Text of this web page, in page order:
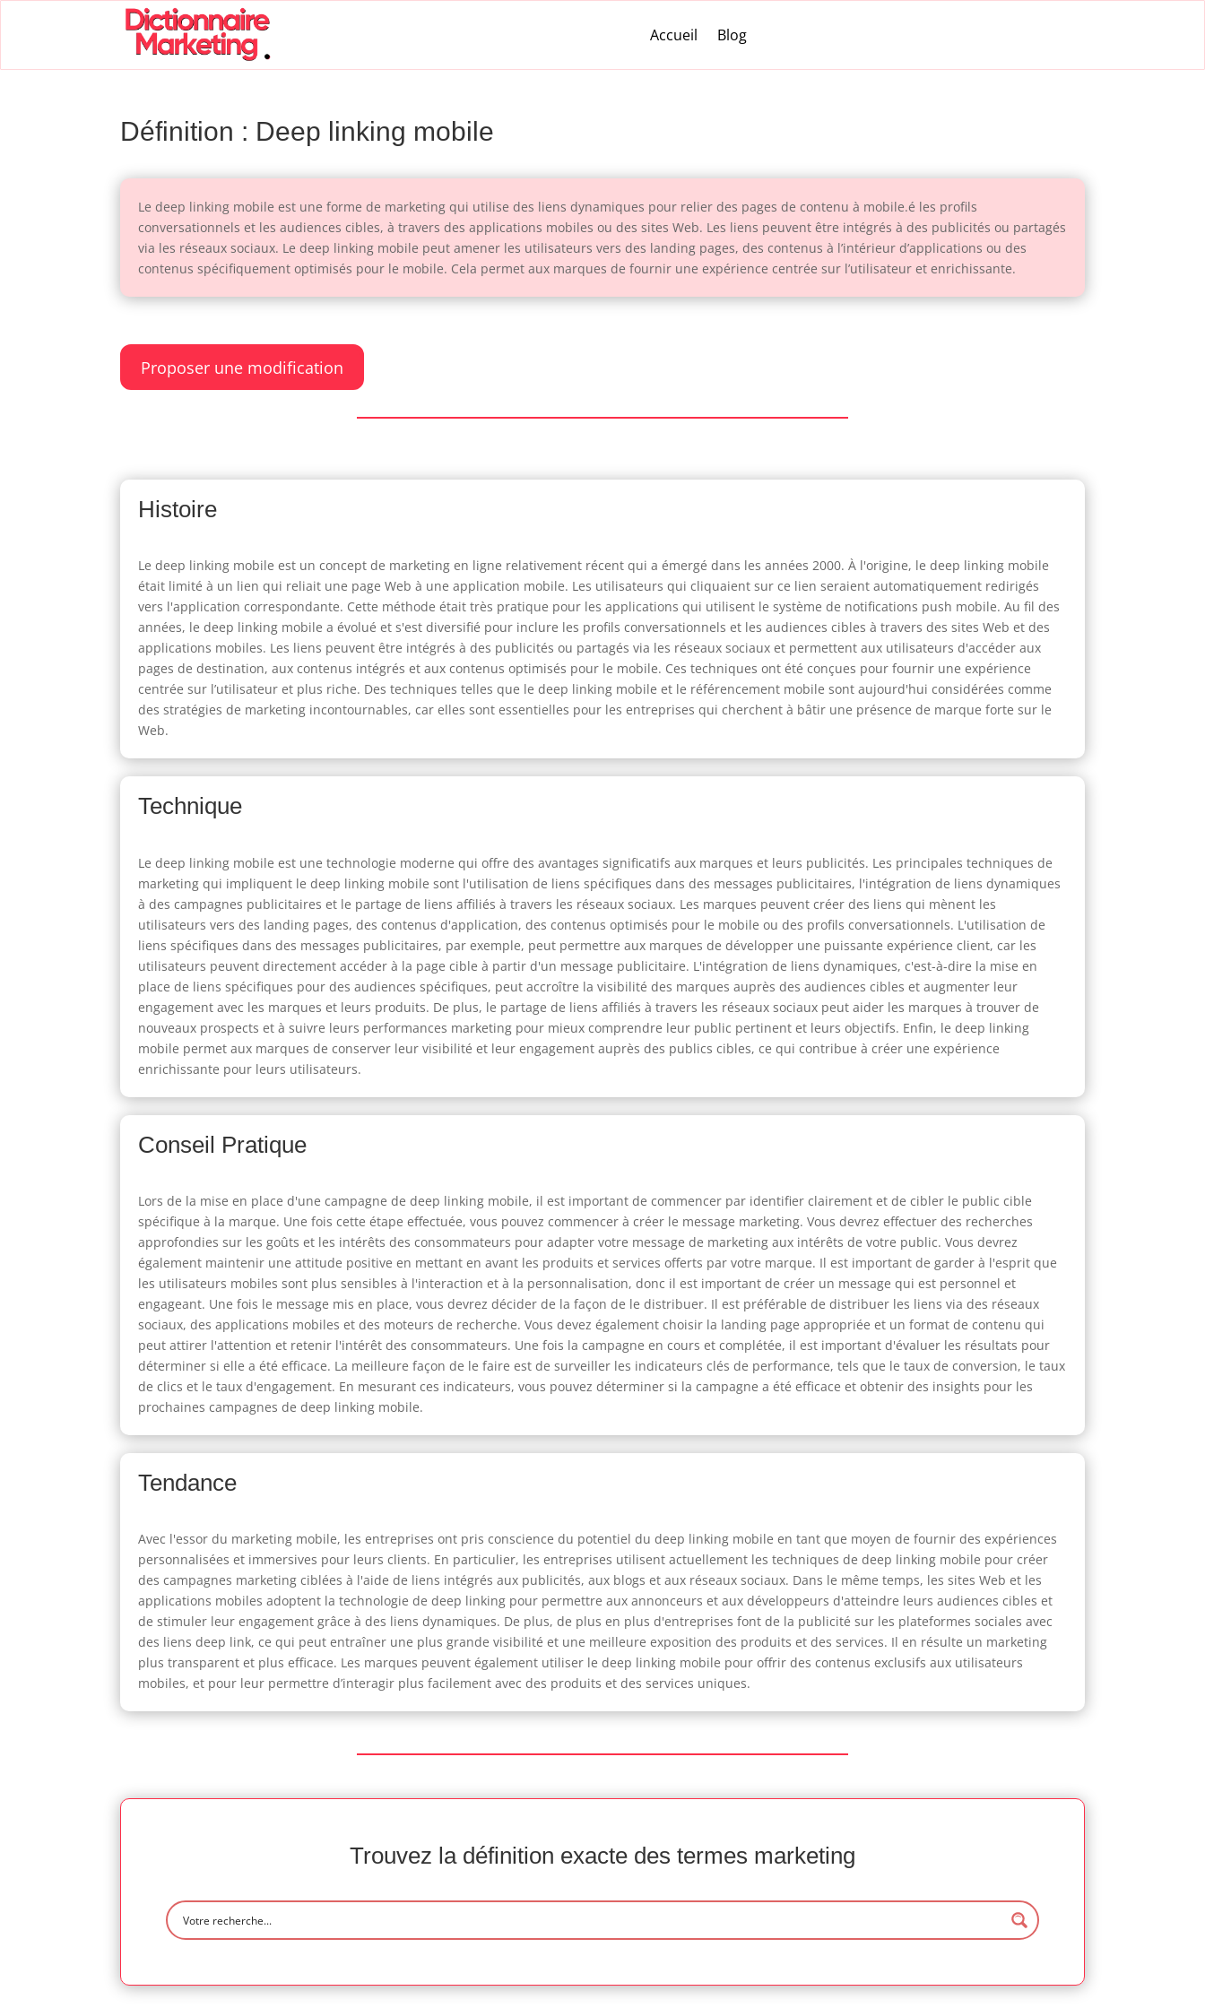
Accueil Blog
Définition : Deep linking mobile
Le deep linking mobile est une forme de marketing qui utilise des liens dynamiques pour relier des pages de contenu à mobile.é les profils
conversationnels et les audiences cibles, à travers des applications mobiles ou des sites Web. Les liens peuvent être intégrés à des publicités ou partagés
via les réseaux sociaux. Le deep linking mobile peut amener les utilisateurs vers des landing pages, des contenus à l’intérieur d’applications ou des
contenus spécifiquement optimisés pour le mobile. Cela permet aux marques de fournir une expérience centrée sur l’utilisateur et enrichissante.
Proposer une modification
Histoire
Le deep linking mobile est un concept de marketing en ligne relativement récent qui a émergé dans les années 2000. À l'origine, le deep linking mobile
était limité à un lien qui reliait une page Web à une application mobile. Les utilisateurs qui cliquaient sur ce lien seraient automatiquement redirigés
vers l'application correspondante. Cette méthode était très pratique pour les applications qui utilisent le système de notifications push mobile. Au fil des
années, le deep linking mobile a évolué et s'est diversifié pour inclure les profils conversationnels et les audiences cibles à travers des sites Web et des
applications mobiles. Les liens peuvent être intégrés à des publicités ou partagés via les réseaux sociaux et permettent aux utilisateurs d'accéder aux
pages de destination, aux contenus intégrés et aux contenus optimisés pour le mobile. Ces techniques ont été conçues pour fournir une expérience
centrée sur l’utilisateur et plus riche. Des techniques telles que le deep linking mobile et le référencement mobile sont aujourd'hui considérées comme
des stratégies de marketing incontournables, car elles sont essentielles pour les entreprises qui cherchent à bâtir une présence de marque forte sur le
Web.
Technique
Le deep linking mobile est une technologie moderne qui offre des avantages significatifs aux marques et leurs publicités. Les principales techniques de
marketing qui impliquent le deep linking mobile sont l'utilisation de liens spécifiques dans des messages publicitaires, l'intégration de liens dynamiques
à des campagnes publicitaires et le partage de liens affiliés à travers les réseaux sociaux. Les marques peuvent créer des liens qui mènent les
utilisateurs vers des landing pages, des contenus d'application, des contenus optimisés pour le mobile ou des profils conversationnels. L'utilisation de
liens spécifiques dans des messages publicitaires, par exemple, peut permettre aux marques de développer une puissante expérience client, car les
utilisateurs peuvent directement accéder à la page cible à partir d'un message publicitaire. L'intégration de liens dynamiques, c'est-à-dire la mise en
place de liens spécifiques pour des audiences spécifiques, peut accroître la visibilité des marques auprès des audiences cibles et augmenter leur
engagement avec les marques et leurs produits. De plus, le partage de liens affiliés à travers les réseaux sociaux peut aider les marques à trouver de
nouveaux prospects et à suivre leurs performances marketing pour mieux comprendre leur public pertinent et leurs objectifs. Enfin, le deep linking
mobile permet aux marques de conserver leur visibilité et leur engagement auprès des publics cibles, ce qui contribue à créer une expérience
enrichissante pour leurs utilisateurs.
Conseil Pratique
Lors de la mise en place d'une campagne de deep linking mobile, il est important de commencer par identifier clairement et de cibler le public cible
spécifique à la marque. Une fois cette étape effectuée, vous pouvez commencer à créer le message marketing. Vous devrez effectuer des recherches
approfondies sur les goûts et les intérêts des consommateurs pour adapter votre message de marketing aux intérêts de votre public. Vous devrez
également maintenir une attitude positive en mettant en avant les produits et services offerts par votre marque. Il est important de garder à l'esprit que
les utilisateurs mobiles sont plus sensibles à l'interaction et à la personnalisation, donc il est important de créer un message qui est personnel et
engageant. Une fois le message mis en place, vous devrez décider de la façon de le distribuer. Il est préférable de distribuer les liens via des réseaux
sociaux, des applications mobiles et des moteurs de recherche. Vous devez également choisir la landing page appropriée et un format de contenu qui
peut attirer l'attention et retenir l'intérêt des consommateurs. Une fois la campagne en cours et complétée, il est important d'évaluer les résultats pour
déterminer si elle a été efficace. La meilleure façon de le faire est de surveiller les indicateurs clés de performance, tels que le taux de conversion, le taux
de clics et le taux d'engagement. En mesurant ces indicateurs, vous pouvez déterminer si la campagne a été efficace et obtenir des insights pour les
prochaines campagnes de deep linking mobile.
Tendance
Avec l'essor du marketing mobile, les entreprises ont pris conscience du potentiel du deep linking mobile en tant que moyen de fournir des expériences
personnalisées et immersives pour leurs clients. En particulier, les entreprises utilisent actuellement les techniques de deep linking mobile pour créer
des campagnes marketing ciblées à l'aide de liens intégrés aux publicités, aux blogs et aux réseaux sociaux. Dans le même temps, les sites Web et les
applications mobiles adoptent la technologie de deep linking pour permettre aux annonceurs et aux développeurs d'atteindre leurs audiences cibles et
de stimuler leur engagement grâce à des liens dynamiques. De plus, de plus en plus d'entreprises font de la publicité sur les plateformes sociales avec
des liens deep link, ce qui peut entraîner une plus grande visibilité et une meilleure exposition des produits et des services. Il en résulte un marketing
plus transparent et plus efficace. Les marques peuvent également utiliser le deep linking mobile pour offrir des contenus exclusifs aux utilisateurs
mobiles, et pour leur permettre d’interagir plus facilement avec des produits et des services uniques.
Trouvez la définition exacte des termes marketing